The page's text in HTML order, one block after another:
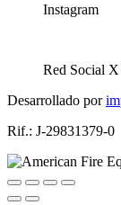
Instagram
Red Social X
Desarrollado por
Rif.: J-29831379-0